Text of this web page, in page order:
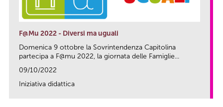
F@Mu 2022 - Diversi ma uguali
Domenica 9 ottobre la Sovrintendenza Capitolina
partecipa a F@mu 2022, la giornata delle Famiglie...
09/10/2022
Iniziativa didattica